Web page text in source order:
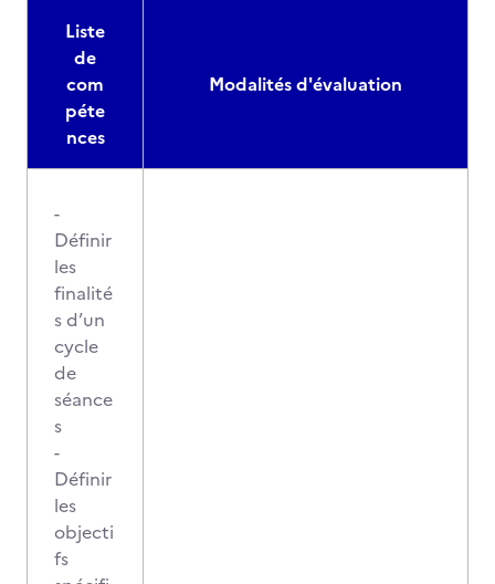
Liste
de
com
péte
nces
Modalités d'évaluation
-
Définir
les
finalité
s d’un
cycle
de
séance
s
-
Définir
les
objecti
fs